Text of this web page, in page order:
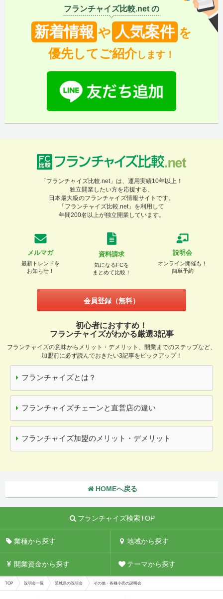
フランチャイズ比較.net の
新着情報 や 人気案件 を
優先してご紹介します！
「フランチャイズ比較.net」は、運用実績10年以上！
独立開業したい方を応援する、
日本最大級のフランチャイズ情報サイトです。
「フランチャイズ比較.net」を利用して
年間200名以上が独立開業しています。
メルマガ
最新トレンドを
お知らせ！
資料請求
気になるFCを
まとめて比較！
説明会
オンライン開催も！
簡単予約
会員登録（無料）
初心者におすすめ！
フランチャイズがわかる厳選3記事
フランチャイズの意味からメリット・デメリット、開業までのステップなど、
加盟前に必ず読んでおきたい3記事をピックアップ！
フランチャイズとは？
フランチャイズチェーンと直営店の違い
フランチャイズ加盟のメリット・デメリット
HOMEへ戻る
フランチャイズ検索TOP
業種から探す 地域から探す
開業資金から探す テーマから探す
TOP 説明会一覧 茨城県の説明会 その他・各種小売の説明会